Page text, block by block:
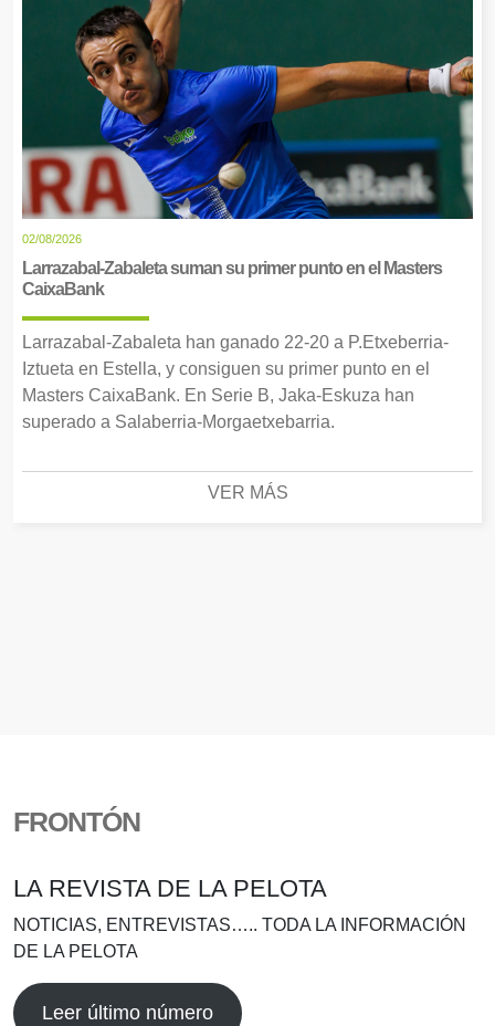
02/08/2026
Larrazabal-Zabaleta suman su primer punto en el Masters
CaixaBank
Larrazabal-Zabaleta han ganado 22-20 a P.Etxeberria-
Iztueta en Estella, y consiguen su primer punto en el
Masters CaixaBank. En Serie B, Jaka-Eskuza han
superado a Salaberria-Morgaetxebarria.
VER MÁS
FRONTÓN
LA REVISTA DE LA PELOTA
NOTICIAS, ENTREVISTAS….. TODA LA INFORMACIÓN
DE LA PELOTA
Leer último número